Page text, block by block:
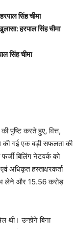
सिंह चीमा
हरपाल सिंह चीमा
सिंह चीमा
पुष्टि करते हुए, वित्त,
की गई एक बड़ी सफलता की
बिलिंग नेटवर्क को
अधिकृत हस्ताक्षरकर्ता
लेने और 15.56 करोड़
थी। उन्होंने बिना